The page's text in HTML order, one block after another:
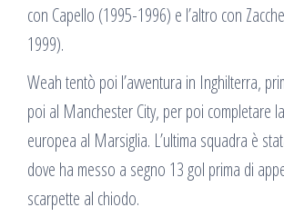
con Capello (1995-1996) e l’altro con
1999).
Weah tentò poi l’avventura in Inghilterra,
poi al Manchester City, per poi completare
europea al Marsiglia. L’ultima squadra è
dove ha messo a segno 13 gol prima di
scarpette al chiodo.